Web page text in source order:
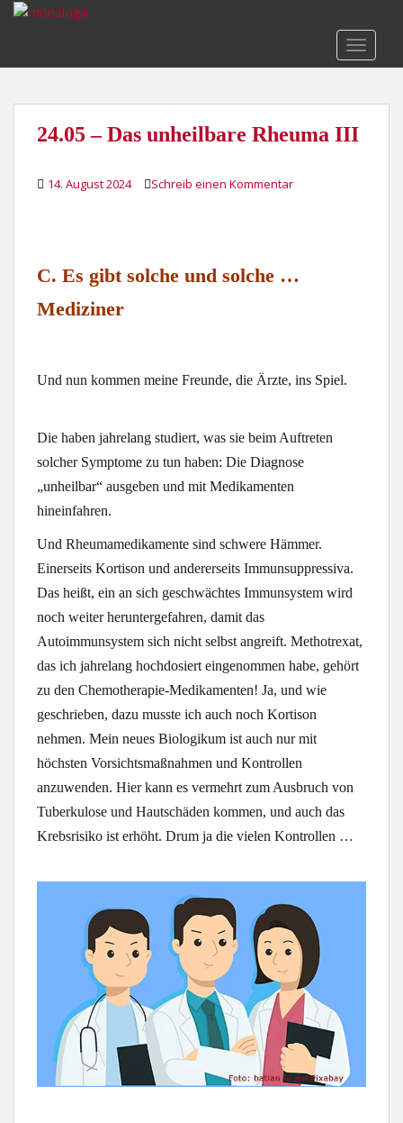
p
24.05 – Das unheilbare Rheuma III
14. August 2024 Schreib einen Kommentar
C. Es gibt solche und solche …
Mediziner
Und nun kommen meine Freunde, die Ärzte, ins Spiel.
Die haben jahrelang studiert, was sie beim Auftreten
solcher Symptome zu tun haben: Die Diagnose
„unheilbar“ ausgeben und mit Medikamenten
hineinfahren.
Und Rheumamedikamente sind schwere Hämmer.
Einerseits Kortison und andererseits Immunsuppressiva.
Das heißt, ein an sich geschwächtes Immunsystem wird
noch weiter heruntergefahren, damit das
Autoimmunsystem sich nicht selbst angreift. Methotrexat,
das ich jahrelang hochdosiert eingenommen habe, gehört
zu den Chemotherapie-Medikamenten! Ja, und wie
geschrieben, dazu musste ich auch noch Kortison
nehmen. Mein neues Biologikum ist auch nur mit
höchsten Vorsichtsmaßnahmen und Kontrollen
anzuwenden. Hier kann es vermehrt zum Ausbruch von
Tuberkulose und Hautschäden kommen, und auch das
Krebsrisiko ist erhöht. Drum ja die vielen Kontrollen …